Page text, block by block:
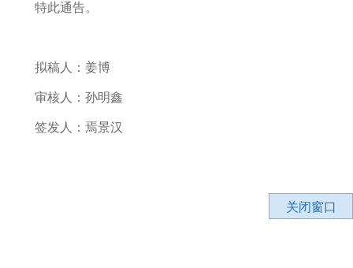
特此通告。
拟稿人：姜博
审核人：孙明鑫
签发人：焉景汉
关闭窗口